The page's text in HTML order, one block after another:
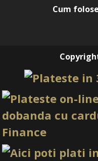
Cum